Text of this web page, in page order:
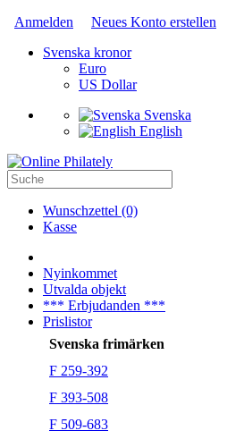
Anmelden
Neues Konto erstellen
Svenska kronor
Euro
US Dollar
Svenska
English
Wunschzettel (0)
Kasse
Nyinkommet
Utvalda objekt
*** Erbjudanden ***
Prislistor
Svenska frimärken
F 259-392
F 393-508
F 509-683